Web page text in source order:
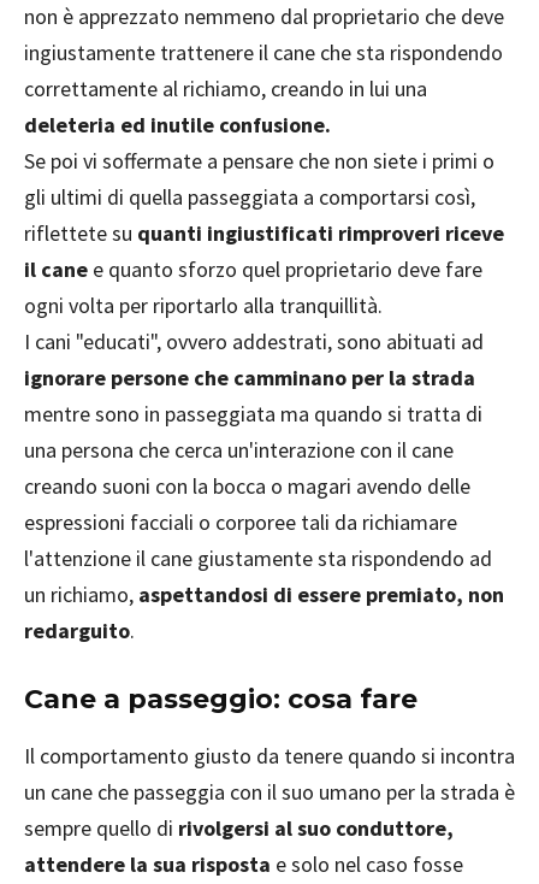
non è apprezzato nemmeno dal proprietario che deve
ingiustamente trattenere il cane che sta rispondendo
correttamente al richiamo, creando in lui una
deleteria ed inutile confusione.
Se poi vi soffermate a pensare che non siete i primi o
gli ultimi di quella passeggiata a comportarsi così,
riflettete su quanti ingiustificati rimproveri riceve
il cane e quanto sforzo quel proprietario deve fare
ogni volta per riportarlo alla tranquillità.
I cani "educati", ovvero addestrati, sono abituati ad
ignorare persone che camminano per la strada
mentre sono in passeggiata ma quando si tratta di
una persona che cerca un'interazione con il cane
creando suoni con la bocca o magari avendo delle
espressioni facciali o corporee tali da richiamare
l'attenzione il cane giustamente sta rispondendo ad
un richiamo, aspettandosi di essere premiato, non
redarguito.
Cane a passeggio: cosa fare
Il comportamento giusto da tenere quando si incontra
un cane che passeggia con il suo umano per la strada è
sempre quello di rivolgersi al suo conduttore,
attendere la sua risposta e solo nel caso fosse